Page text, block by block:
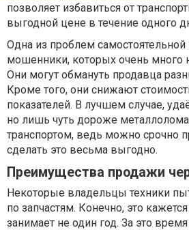
позволяет избавиться от
выгодной цене в течение одного
Одна из проблем
мошенники, которых очень много
Они могут обмануть продавца
Кроме того, они снижают
показателей. В лучшем случае,
но лишь чуть дороже
транспортом, ведь можно срочно
сделать это весьма выгодно.
Преимущества продажи
Некоторые владельцы техники
по запчастям. Конечно, это
занимает не один год. За это